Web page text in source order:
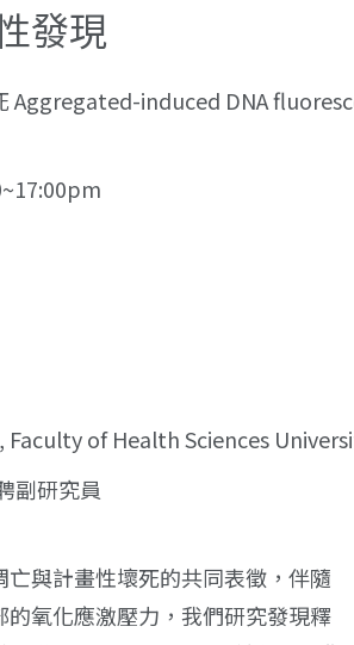
發現
Aggregated-induced DNA
of Health Sciences
副研究員
與計畫性壞死的共同表徵，伴隨
氧化應激壓力，我們研究發現釋